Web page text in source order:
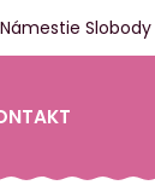
Námestie Slobody